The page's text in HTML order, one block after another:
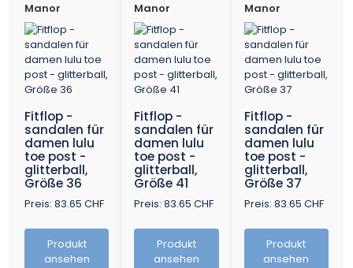
Manor
Fitflop -
sandalen für
damen lulu
toe post -
glitterball,
Größe 36
Preis: 83.65 CHF
Produkt
ansehen
Manor
Fitflop -
sandalen für
damen lulu
toe post -
glitterball,
Größe 41
Preis: 83.65 CHF
Produkt
ansehen
Manor
Fitflop -
sandalen für
damen lulu
toe post -
glitterball,
Größe 37
Preis: 83.65 CHF
Produkt
ansehen